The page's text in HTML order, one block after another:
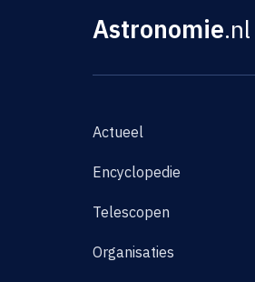
Astronomie.nl
Actueel
Encyclopedie
Telescopen
Organisaties